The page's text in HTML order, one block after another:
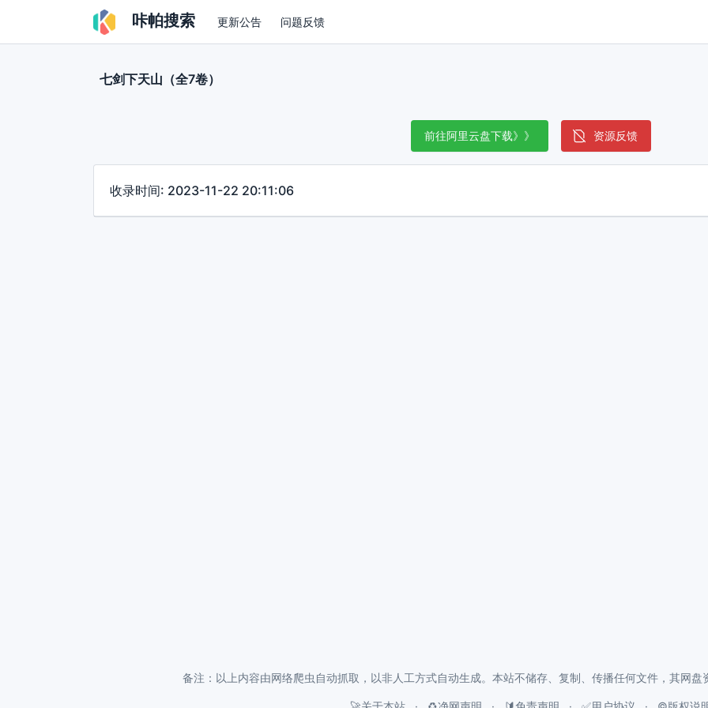
咔帕搜索 更新公告 问题反馈
七剑下天山（全7卷）
前往阿里云盘下载》》 资源反馈
收录时间: 2023-11-22 20:11:06
备注：以上内容由网络爬虫自动抓取，以非人工方式自动生成。本站不储存、复制、传播任何文件，其网盘